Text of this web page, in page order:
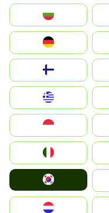
Switzerland
Deutschland
United Kingdom
Magyarország
South Korea